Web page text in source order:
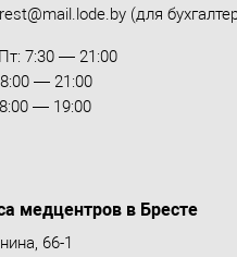
(для
7:30 — 21:00
— 21:00
— 19:00
медцентров в Бресте
66-1